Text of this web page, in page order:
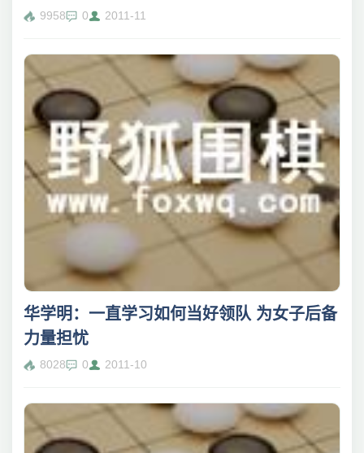
9958 0 2011-11
华学明：一直学习如何当好领队 为女子后备
力量担忧
8028 0 2011-10